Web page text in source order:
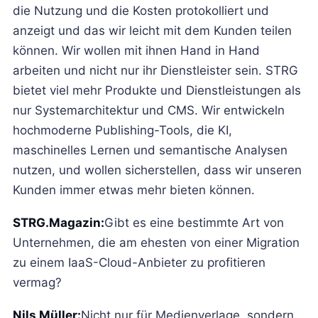
die Nutzung und die Kosten protokolliert und
anzeigt und das wir leicht mit dem Kunden teilen
können. Wir wollen mit ihnen Hand in Hand
arbeiten und nicht nur ihr Dienstleister sein. STRG
bietet viel mehr Produkte und Dienstleistungen als
nur Systemarchitektur und CMS. Wir entwickeln
hochmoderne Publishing-Tools, die KI,
maschinelles Lernen und semantische Analysen
nutzen, und wollen sicherstellen, dass wir unseren
Kunden immer etwas mehr bieten können.
STRG.Magazin:Gibt es eine bestimmte Art von
Unternehmen, die am ehesten von einer Migration
zu einem IaaS-Cloud-Anbieter zu profitieren
vermag?